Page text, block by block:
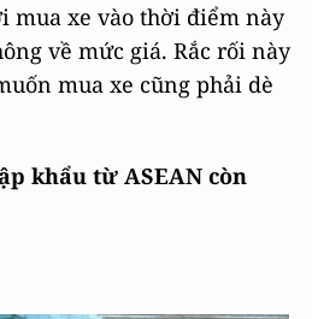
mua xe vào thời điểm này
về mức giá. Rắc rối này
mua xe cũng phải dè
khẩu từ ASEAN còn